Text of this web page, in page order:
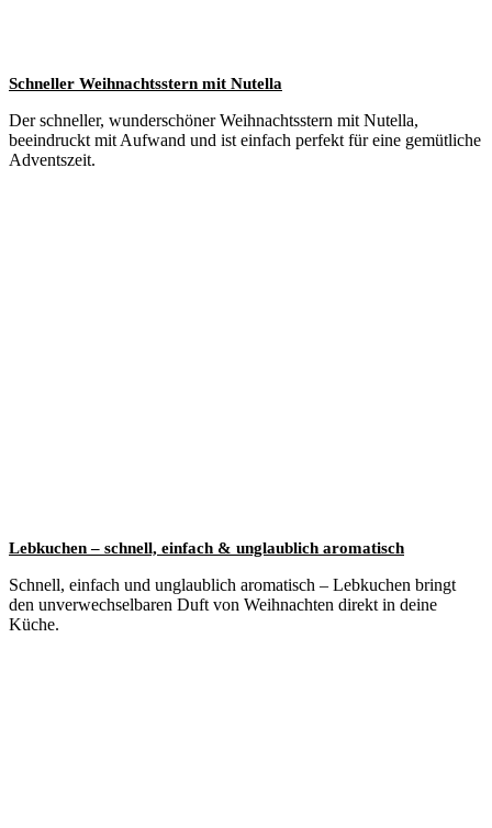
Schneller Weihnachtsstern mit Nutella
Der schneller, wunderschöner Weihnachtsstern mit Nutella,
beeindruckt mit Aufwand und ist einfach perfekt für eine gemütliche
Adventszeit.
Lebkuchen – schnell, einfach & unglaublich aromatisch
Schnell, einfach und unglaublich aromatisch – Lebkuchen bringt
den unverwechselbaren Duft von Weihnachten direkt in deine
Küche.